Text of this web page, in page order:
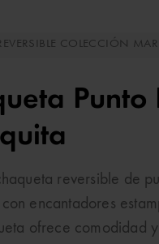
COLECCIÓN
Punto
reversible de
encantadores
ofrece comodidad